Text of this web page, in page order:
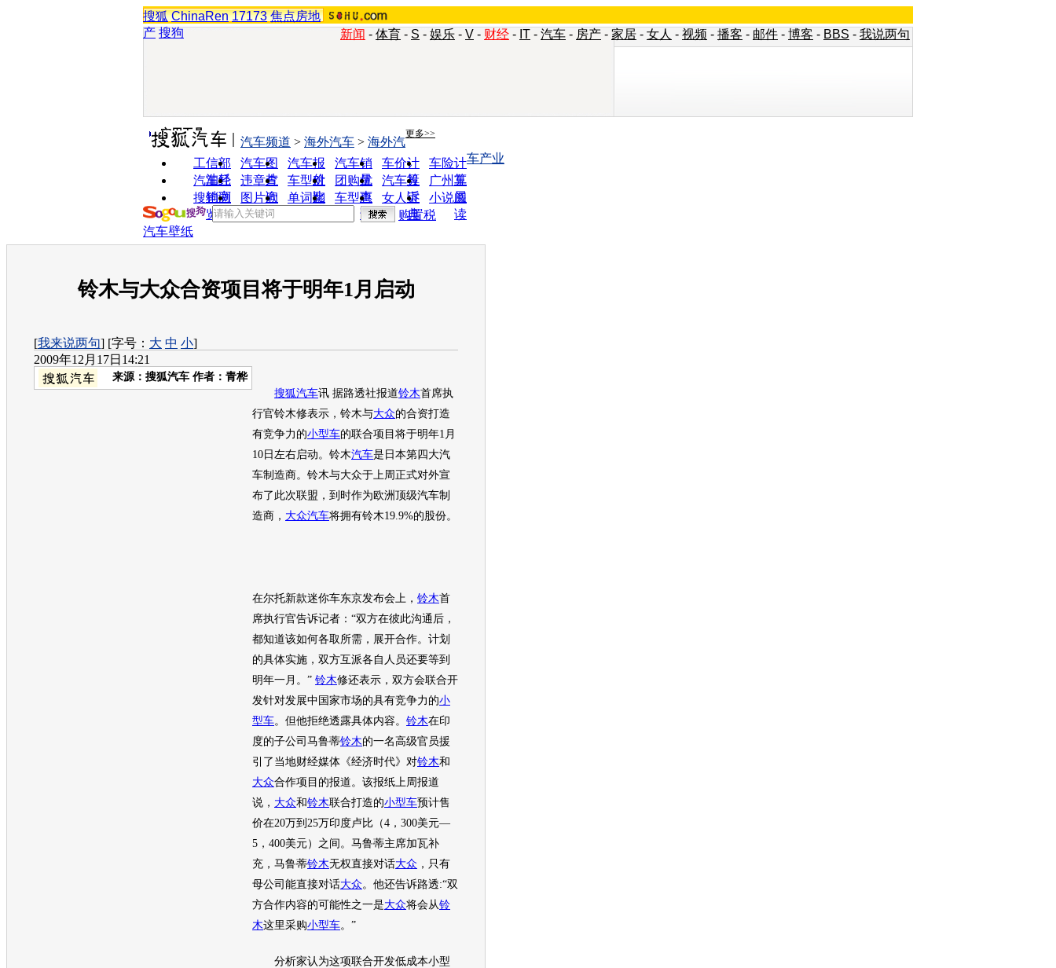
搜狐 ChinaRen 17173 焦点房地
产 搜狗 新闻 - 体育 - S - 娱乐 - V - 财经 - IT - 汽车 - 房产 - 家居 - 女人 - 视频 - 播客 - 邮件 - 博客 - BBS - 我说两句
实用工具 更多>>
工信部
油耗
汽车图
片
汽车报
价
汽车销
量
车价计
算
车险计
算
汽车经
销商
违章查
询
车型对
比
团购优
惠
汽车投
诉
广州车
展
搜狗浏
览器
图片欣
赏
单词翻
车型查
询
女人宝
典
小说阅
读
汽车频道 > 海外汽车 > 海外汽
车产业
购置税
汽车壁纸
铃木与大众合资项目将于明年1月启动
[我来说两句] [字号： 大 中 小]
2009年12月17日14:21
来源： 搜狐汽车 作者：青桦
搜狐汽车讯 据路透社报道铃木首席执
行官铃木修表示， 铃木与大众的合资打造
有竞争力的小型车的联合项目将于明年1月
10日左右启动。 铃木汽车是日本第四大汽
车制造商。 铃木与大众于上周正式对外宣
布了此次联盟，到时作为欧洲顶级汽车制
造商， 大众汽车将拥有铃木19.9%的股份。
在尔托新款迷你车东京发布会上， 铃木首
席执行官告诉记者：“双方在彼此沟通后，
都知道该如何各取所需，展开合作。计划
的具体实施，双方互派各自人员还要等到
明年一月。” 铃木修还表示，双方会联合开
发针对发展中国家市场的具有竞争力的小
型车。但他拒绝透露具体内容。 铃木在印
度的子公司马鲁蒂铃木的一名高级官员援
引了当地财经媒体《经济时代》对铃木和
大众合作项目的报道。该报纸上周报道
说， 大众和铃木联合打造的小型车预计售
价在20万到25万印度卢比（4，300美元—
5，400美元）之间。马鲁蒂主席加瓦补
充，马鲁蒂铃木无权直接对话大众 ，只有
母公司能直接对话大众。他还告诉路透:“双
方合作内容的可能性之一是大众将会从铃
木这里采购小型车。”
分析家认为这项联合开发低成本小型